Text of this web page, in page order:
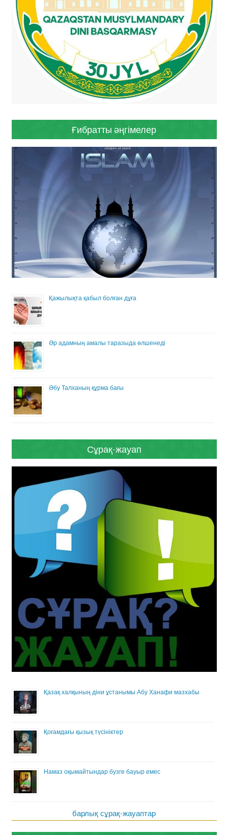
Ғибратты әңгімелер
Қажылықта қабыл болған дұға
Әр адамның амалы таразыда өлшенеді
Әбу Талханың құрма бағы
Сұрақ-жауап
Қазақ халқының діни ұстанымы Абу Ханафи мазхабы
Қоғамдағы қызық түсініктер
Намаз оқымайтындар бузге бауыр емес
барлық сұрақ-жауаптар